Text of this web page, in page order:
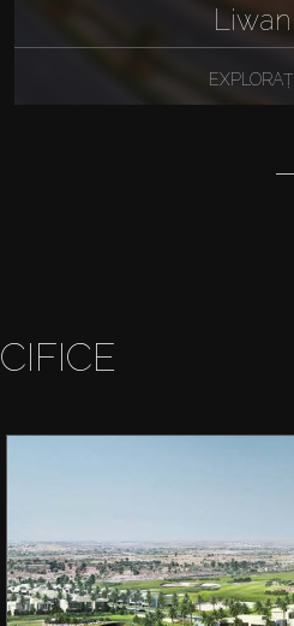
Liwan
EXPLORAȚI